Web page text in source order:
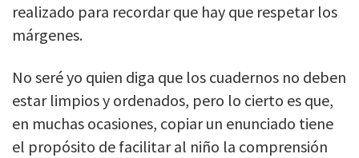
realizado para recordar que hay que respetar los
márgenes.
No seré yo quien diga que los cuadernos no deben
estar limpios y ordenados, pero lo cierto es que,
en muchas ocasiones, copiar un enunciado tiene
el propósito de facilitar al niño la comprensión